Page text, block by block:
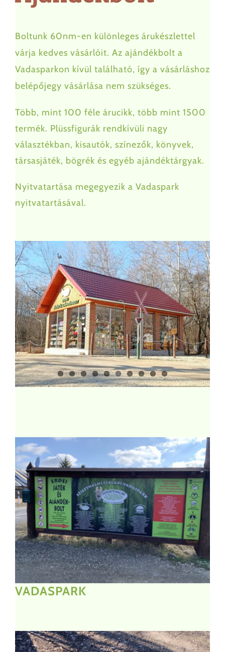
Hírek
Büfé
Csoportok
Támogatás
Árak
Partnereink
Kapcsolat
1 %
Boltunk 60nm-en különleges árukészlettel
várja kedves vásárlóit. Az ajándékbolt a
Vadasparkon kívül található, így a vásárláshoz
belépőjegy vásárlása nem szükséges.
Több, mint 100 féle árucikk, több mint 1500
termék. Plüssfigurák rendkívüli nagy
választékban, kisautók, színezők, könyvek,
társasjáték, bögrék és egyéb ajándéktárgyak.
Nyitvatartása megegyezik a Vadaspark
nyitvatartásával.
VADASPARK